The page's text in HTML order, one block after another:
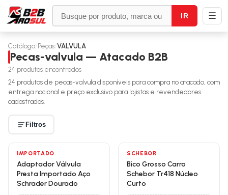
IR ☰
Catálogo Peças VALVULA
Pecas-valvula — Atacado B2B
24 produtos encontrados
24 produtos de pecas-valvula disponíveis para compra no atacado, com
entrega nacional e preço exclusivo para lojistas e revendedores
cadastrados.
Filtros
IMPORTADO
Adaptador Válvula
Presta Importado Aço
Schrader Dourado
SCHEBOR
Bico Grosso Carro
Schebor Tr418 Núcleo
Curto